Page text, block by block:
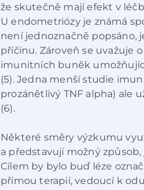
že skutečně mají efekt v
U endometriózy je známá
není jednoznačně popsáno,
příčinu. Zároveň se uvažuje
imunitních buněk
(5). Jedna menší studie
prozánětlivý TNF alpha) ale
(6).
Některé směry výzkumu
a představují možný
Cílem by bylo buď léze
přímou terapií, vedoucí k